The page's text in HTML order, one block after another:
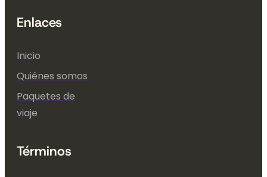
Enlaces
Inicio
Quiénes somos
Paquetes de
viaje
Términos